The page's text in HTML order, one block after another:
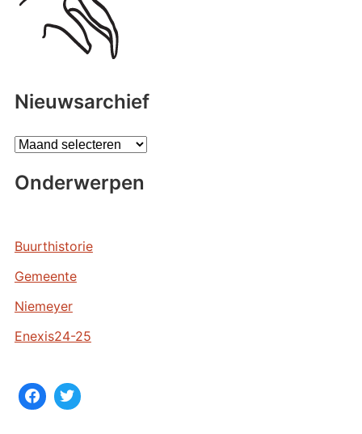
Nieuwsarchief
A
c
e
e
n
Onderwerpen
Buurthistorie
Gemeente
Niemeyer
Enexis24-25